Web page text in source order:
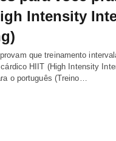
Intensity
que treinamento
HIIT (High Intensity
o português (Treino…